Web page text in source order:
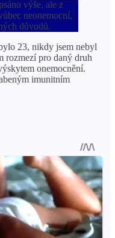
výše, ale z
neonemocní,
důvodů.
23, nikdy jsem nebyl
rozmezí pro daný druh
onemocnění.
imunitním